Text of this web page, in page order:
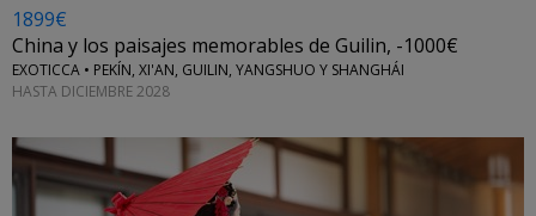
1899€
China y los paisajes memorables de Guilin, -1000€
EXOTICCA • PEKÍN, XI'AN, GUILIN, YANGSHUO Y SHANGHÁI
HASTA DICIEMBRE 2028